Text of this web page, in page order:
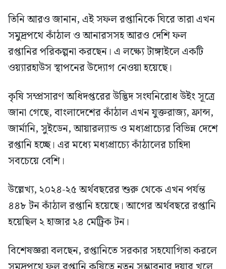
তিনি আরও জানান, এই সফল রপ্তানিকে ঘিরে তারা এখন
সমুদ্রপথে কাঁঠাল ও আনারসসহ আরও দেশি ফল
রপ্তানির পরিকল্পনা করছেন। এ লক্ষ্যে টাঙ্গাইলে একটি
ওয়্যারহাউস স্থাপনের উদ্যোগ নেওয়া হয়েছে।
কৃষি সম্প্রসারণ অধিদপ্তরের উদ্ভিদ সংঘনিরোধ উইং সূত্রে
জানা গেছে, বাংলাদেশের কাঁঠাল এখন যুক্তরাজ্য, ফ্রান্স,
জার্মানি, সুইডেন, আয়ারল্যান্ড ও মধ্যপ্রাচ্যের বিভিন্ন দেশে
রপ্তানি হচ্ছে। এর মধ্যে মধ্যপ্রাচ্যে কাঁঠালের চাহিদা
সবচেয়ে বেশি।
উল্লেখ্য, ২০২৪-২৫ অর্থবছরের শুরু থেকে এখন পর্যন্ত
৪৪৮ টন কাঁঠাল রপ্তানি হয়েছে। আগের অর্থবছরে রপ্তানি
হয়েছিল ২ হাজার ২৪ মেট্রিক টন।
বিশেষজ্ঞরা বলছেন, রপ্তানিতে সরকার সহযোগিতা করলে